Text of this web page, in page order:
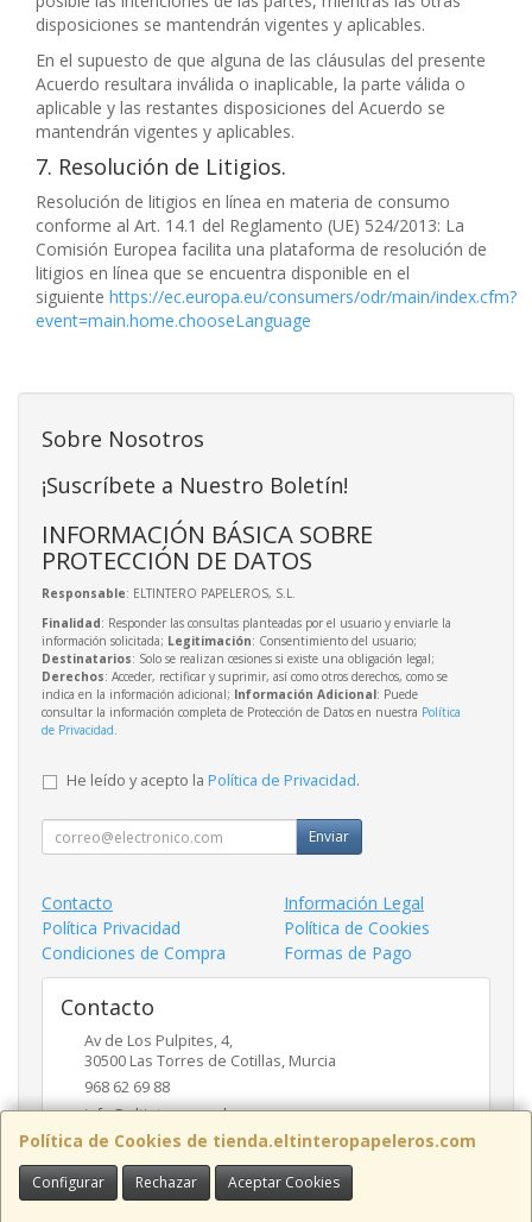
disposiciones se mantendrán vigentes y aplicables.
En el supuesto de que alguna de las cláusulas del presente
Acuerdo resultara inválida o inaplicable, la parte válida o
aplicable y las restantes disposiciones del Acuerdo se
mantendrán vigentes y aplicables.
7. Resolución de Litigios.
Resolución de litigios en línea en materia de consumo
conforme al Art. 14.1 del Reglamento (UE) 524/2013: La
Comisión Europea facilita una plataforma de resolución de
litigios en línea que se encuentra disponible en el
siguiente https://ec.europa.eu/consumers/odr/main/index.cfm?
event=main.home.chooseLanguage
Política de Cookies de tienda.eltinteropapeleros.com
Configurar Rechazar Aceptar Cookies
Sobre Nosotros
¡Suscríbete a Nuestro Boletín!
INFORMACIÓN BÁSICA SOBRE
PROTECCIÓN DE DATOS
Responsable: ELTINTERO PAPELEROS, S.L.
Finalidad: Responder las consultas planteadas por el usuario y enviarle la
información solicitada; Legitimación: Consentimiento del usuario;
Destinatarios: Solo se realizan cesiones si existe una obligación legal;
Derechos: Acceder, rectificar y suprimir, así como otros derechos, como se
indica en la información adicional; Información Adicional: Puede
consultar la información completa de Protección de Datos en nuestra Política
de Privacidad.
He leído y acepto la Política de Privacidad.
Enviar
Contacto
Información Legal
Política Privacidad
Política de Cookies
Condiciones de Compra
Formas de Pago
Contacto
Av de Los Pulpites, 4,
30500 Las Torres de Cotillas, Murcia
968 62 69 88
info@eltinteropapeleros.com
Horario